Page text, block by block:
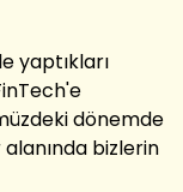
yaptıkları
dönemde
bizlerin